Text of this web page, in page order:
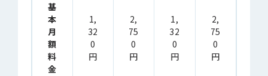
基
本
月
額
料
金
1,
32
0
円
2,
75
0
円
1,
32
0
円
2,
75
0
円